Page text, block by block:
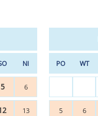
NI
5 6
13
PO WT
5 6